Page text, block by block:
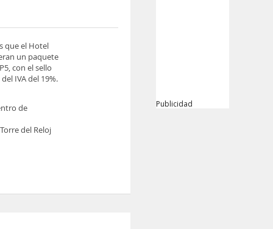
que el Hotel
un paquete
con el sello
IVA del 19%.
de
del Reloj
Publicidad